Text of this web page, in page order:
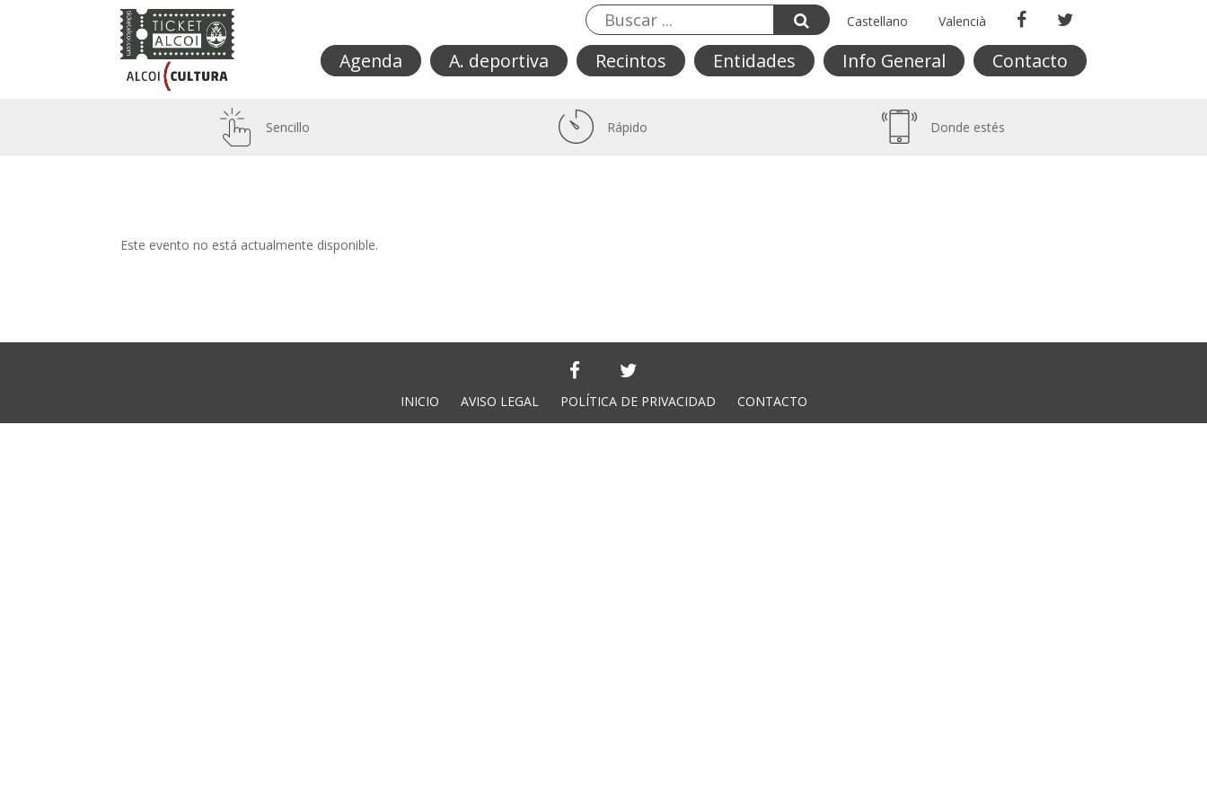
Castellano Valencià
Agenda A. deportiva Recintos Entidades Info General Contacto
Sencillo Rápido Donde estés
Este evento no está actualmente disponible.
INICIO AVISO LEGAL POLÍTICA DE PRIVACIDAD CONTACTO